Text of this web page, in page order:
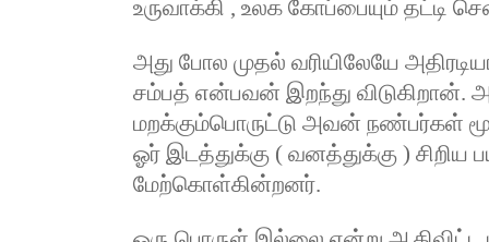
உருவாக்கி , உலக கோப்பையும் தட்டி
அது போல முதல் வரியிலேயே
சம்பத் என்பவன் இறந்து
மறக்கும்பொருட்டு அவன் நண்பர்கள்
ஓர் இடத்துக்கு ( வனத்துக்கு )
மேற்கொள்கின்றனர்.